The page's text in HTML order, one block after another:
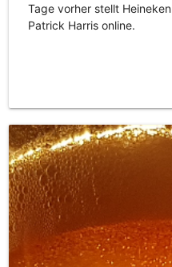
Tage vorher stellt
Patrick Harris online.